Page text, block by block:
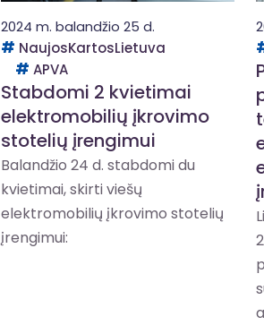
2024 m. balandžio 25 d.
NaujosKartosLietuva
APVA
Stabdomi 2 kvietimai
elektromobilių įkrovimo
stotelių įrengimui
Balandžio 24 d. stabdomi du
kvietimai, skirti viešų
elektromobilių įkrovimo stotelių
įrengimui: